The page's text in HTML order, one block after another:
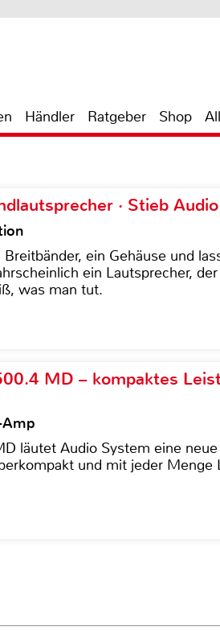
Händler Ratgeber Shop
· Stieb
ein Gehäuse und
ein Lautsprecher,
was man tut.
MD – kompaktes
läutet Audio System eine
und mit jeder